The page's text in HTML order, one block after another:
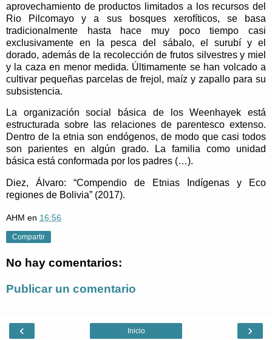
aprovechamiento de productos limitados a los recursos del
Rio Pilcomayo y a sus bosques xerofíticos, se basa
tradicionalmente hasta hace muy poco tiempo casi
exclusivamente en la pesca del sábalo, el surubí y el
dorado, además de la recolección de frutos silvestres y miel
y la caza en menor medida. Últimamente se han volcado a
cultivar pequeñas parcelas de frejol, maíz y zapallo para su
subsistencia.
La organización social básica de los Weenhayek está
estructurada sobre las relaciones de parentesco extenso.
Dentro de la etnia son endógenos, de modo que casi todos
son parientes en algún grado. La familia como unidad
básica está conformada por los padres (…).
Diez, Álvaro: “Compendio de Etnias Indígenas y Eco
regiones de Bolivia” (2017).
AHM en 16:56
Compartir
No hay comentarios:
Publicar un comentario
‹ ›
Inicio